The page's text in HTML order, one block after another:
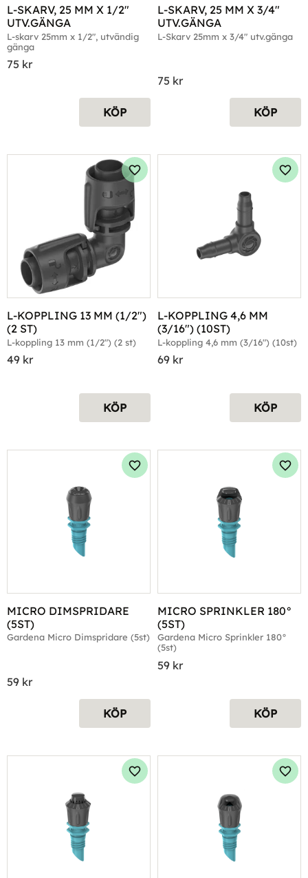
L-SKARV, 25 MM X 1/2"
UTV.GÄNGA
L-skarv 25mm x 1/2", utvändig
gänga
75 kr
KÖP
L-SKARV, 25 MM X 3/4"
UTV.GÄNGA
L-Skarv 25mm x 3/4" utv.gänga
75 kr
KÖP
L-KOPPLING 13 MM (1/2")
(2 ST)
L-koppling 13 mm (1/2") (2 st)
49 kr
Lägg till i favoriter
KÖP
L-KOPPLING 4,6 MM
(3/16") (10ST)
L-koppling 4,6 mm (3/16") (10st)
69 kr
KÖP
MICRO DIMSPRIDARE
(5ST)
Gardena Micro Dimspridare (5st)
59 kr
Lägg till i favoriter
KÖP
MICRO SPRINKLER 180°
(5ST)
Gardena Micro Sprinkler 180°
(5st)
59 kr
KÖP
Lägg till i favoriter